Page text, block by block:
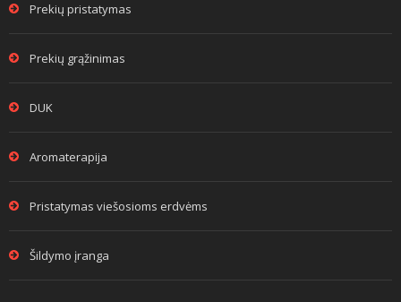
Prekių pristatymas
Prekių grąžinimas
DUK
Aromaterapija
Pristatymas viešosioms erdvėms
Šildymo įranga